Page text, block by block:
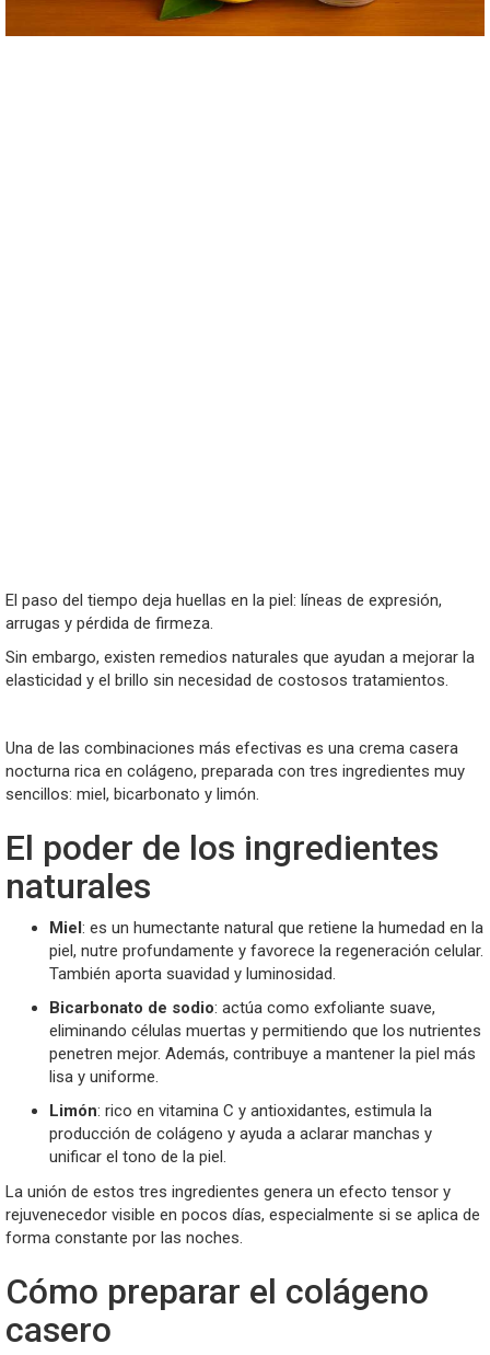
El paso del tiempo deja huellas en la piel: líneas de expresión,
arrugas y pérdida de firmeza.
Sin embargo, existen remedios naturales que ayudan a mejorar la
elasticidad y el brillo sin necesidad de costosos tratamientos.
Una de las combinaciones más efectivas es una crema casera
nocturna rica en colágeno, preparada con tres ingredientes muy
sencillos: miel, bicarbonato y limón.
El poder de los ingredientes
naturales
Miel : es un humectante natural que retiene la humedad en la
piel, nutre profundamente y favorece la regeneración celular.
También aporta suavidad y luminosidad.
Bicarbonato de sodio: actúa como exfoliante suave,
eliminando células muertas y permitiendo que los nutrientes
penetren mejor. Además, contribuye a mantener la piel más
lisa y uniforme.
Limón: rico en vitamina C y antioxidantes, estimula la
producción de colágeno y ayuda a aclarar manchas y
unificar el tono de la piel.
La unión de estos tres ingredientes genera un efecto tensor y
rejuvenecedor visible en pocos días, especialmente si se aplica de
forma constante por las noches.
Cómo preparar el colágeno
casero